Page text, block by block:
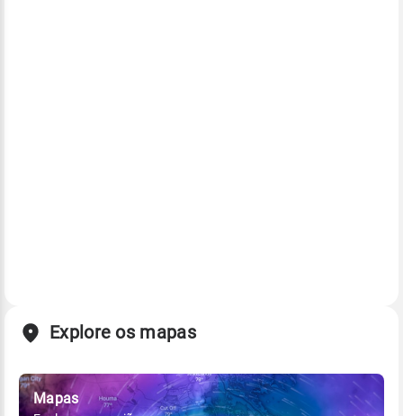
Explore os mapas
Mapas